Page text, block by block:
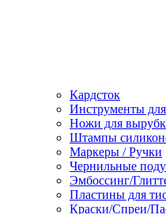
Кардсток
Инструменты
Ножи для
Штампы
Маркеры / Ручки
Чернильные
Эмбоссинг/
Пластины для
Краски/Спреи/